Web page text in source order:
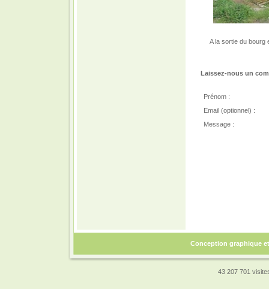
A la sortie du bourg
Laissez-nous un
Prénom :
Email (optionnel) :
Message :
Conception graphique
43 207 701